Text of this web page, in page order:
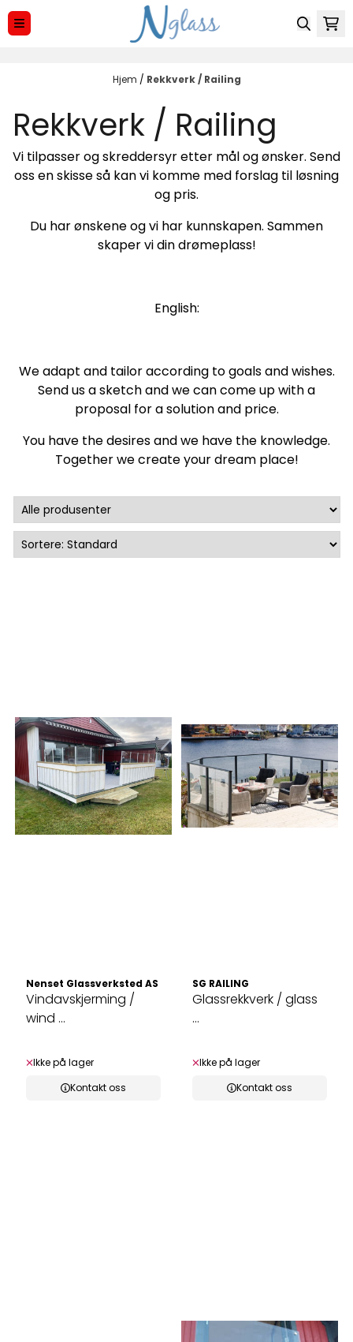
Hopp til innhold
Hjem / Rekkverk / Railing
Rekkverk / Railing
Vi tilpasser og skreddersyr etter mål og ønsker. Send
oss en skisse så kan vi komme med forslag til løsning
og pris.
Du har ønskene og vi har kunnskapen. Sammen
skaper vi din drømeplass!
English:
We adapt and tailor according to goals and wishes.
Send us a sketch and we can come up with a
proposal for a solution and price.
You have the desires and we have the knowledge.
Together we create your dream place!
Nenset Glassverksted AS
Vindavskjerming /
wind ...
Ikke på lager
Kontakt oss
SG RAILING
Glassrekkverk / glass
...
Ikke på lager
Kontakt oss